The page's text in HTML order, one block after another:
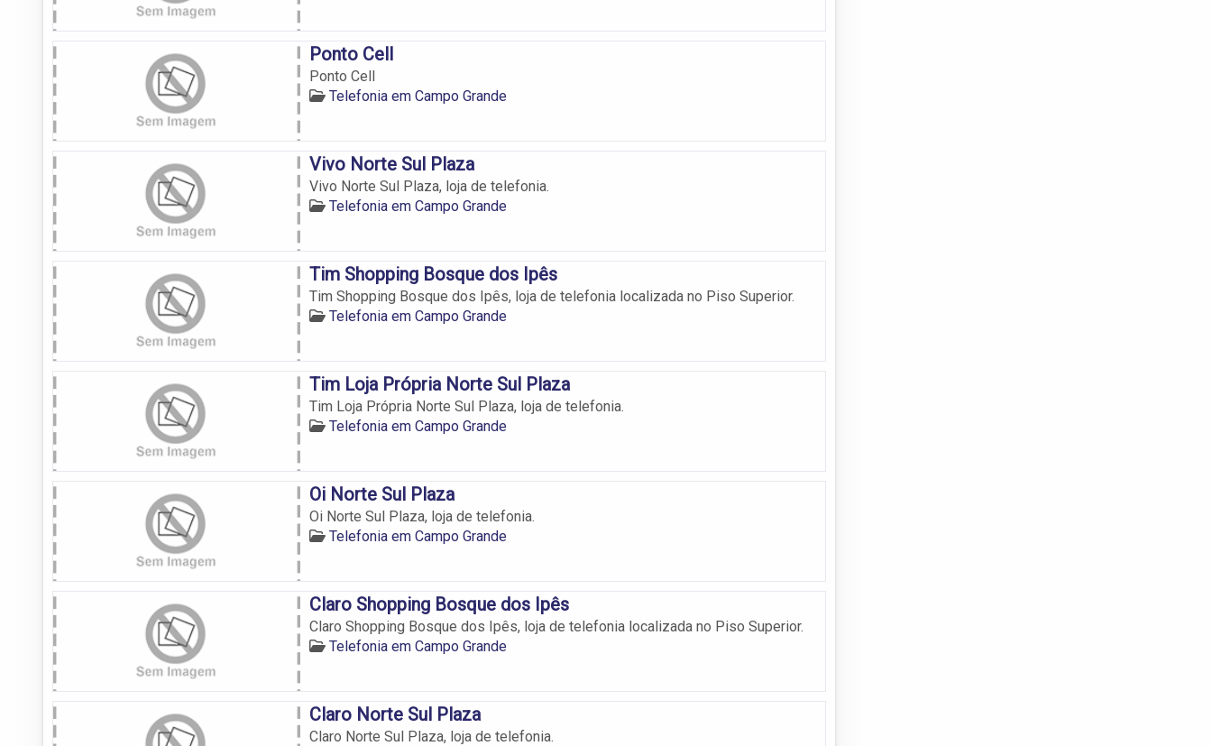
Ponto Cell
Ponto Cell
Telefonia em Campo Grande
Vivo Norte Sul Plaza
Vivo Norte Sul Plaza, loja de telefonia.
Telefonia em Campo Grande
Tim Shopping Bosque dos Ipês
Tim Shopping Bosque dos Ipês, loja de telefonia localizada no Piso Superior.
Telefonia em Campo Grande
Tim Loja Própria Norte Sul Plaza
Tim Loja Própria Norte Sul Plaza, loja de telefonia.
Telefonia em Campo Grande
Oi Norte Sul Plaza
Oi Norte Sul Plaza, loja de telefonia.
Telefonia em Campo Grande
Claro Shopping Bosque dos Ipês
Claro Shopping Bosque dos Ipês, loja de telefonia localizada no Piso Superior.
Telefonia em Campo Grande
Claro Norte Sul Plaza
Claro Norte Sul Plaza, loja de telefonia.